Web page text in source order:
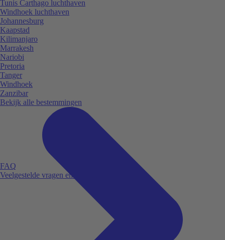
FAQ
Veelgestelde vragen en antwoorden.
Tunis Carthago luchthaven
Windhoek luchthaven
Johannesburg
Kaapstad
Kilimanjaro
Marrakesh
Nariobi
Pretoria
Tanger
Windhoek
Zanzibar
Bekijk alle bestemmingen